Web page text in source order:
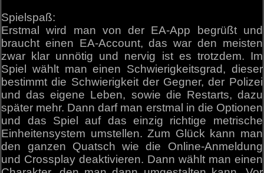
Spielspaß:
Erstmal wird man von der EA-App begrüßt und
braucht einen EA-Account, das war den meisten
zwar klar unnötig und nervig ist es trotzdem. Im
Spiel wählt man einen Schwierigkeitsgrad, dieser
bestimmt die Schwierigkeit der Gegner, der Polizei
und das eigene Leben, sowie die Restarts, dazu
später mehr. Dann darf man erstmal in die Optionen
und das Spiel auf das einzig richtige metrische
Einheitensystem umstellen. Zum Glück kann man
den ganzen Quatsch wie die Online-Anmeldung
und Crossplay deaktivieren. Dann wählt man einen